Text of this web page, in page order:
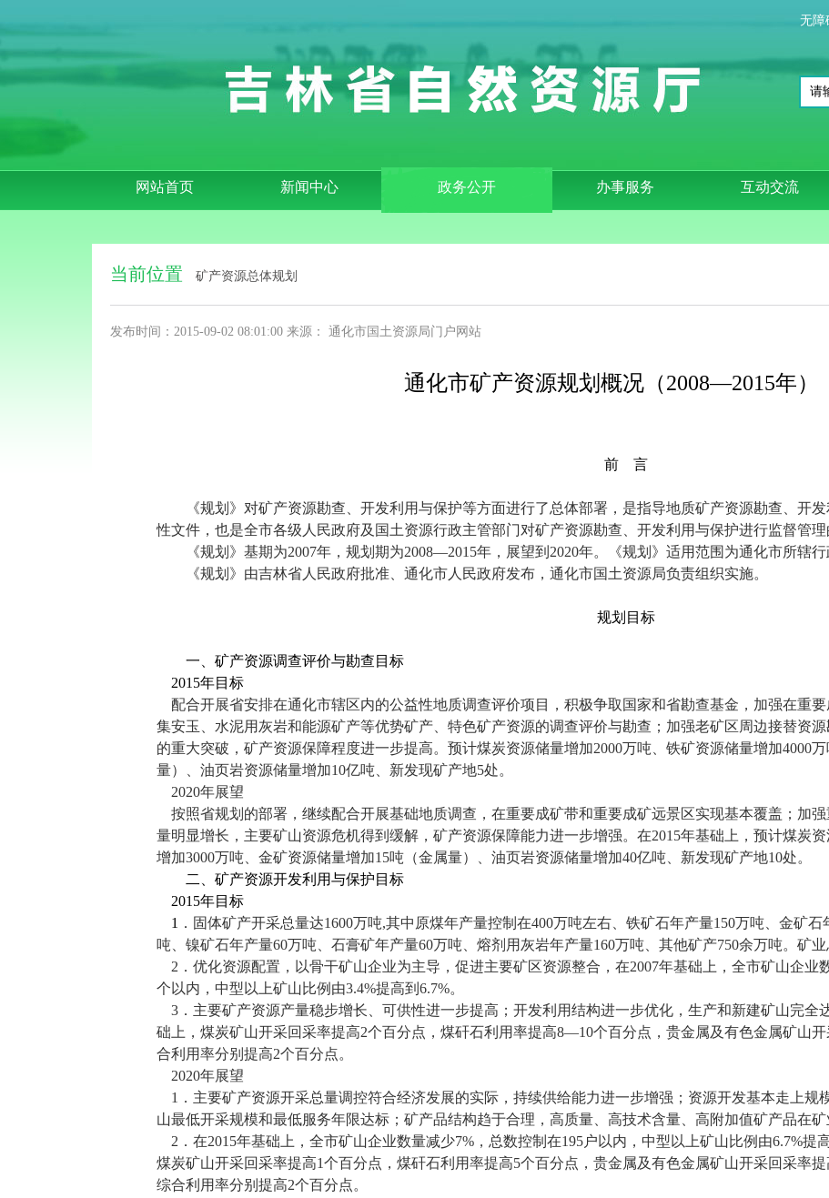
无障
网站首页 新闻中心 政务公开 办事服务 互动交流
当前位置 矿产资源总体规划
发布时间：2015-09-02 08:01:00 来源： 通化市国土资源局门户网站
通化市矿产资源规划概况（2008—2015年）
前 言
《规划》对矿产资源勘查、开发利用与保护等方面进行了总体部署，是指导地质矿产资源勘查、开
性文件，也是全市各级人民政府及国土资源行政主管部门对矿产资源勘查、开发利用与保护进行监督管理
《规划》基期为2007年，规划期为2008—2015年，展望到 2020年。《规划》适用范围为通化市所辖行
《规划》由吉林省人民政府批准、通化市人民政府发布，通化市国土资源局负责组织实施。
规划目标
一、矿产资源调查评价与勘查目标
2015年目标
配合开展省安排在通化市辖区内的公益性地质调查评价项目，积极争取国家和省勘查基金，加强在重
集安玉、水泥用灰岩和能源矿产等优势矿产、特色矿产资源的调查评价与勘查；加强老矿区周边接替资
的重大突破，矿产资源保障程度进一步提高。预计煤炭资源储量增加2000万吨、铁矿资源储量增加4000万
量）、油页岩资源储量增加10亿吨、新发现矿产地5处。
2020年展望
按照省规划的部署，继续配合开展基础地质调查，在重要成矿带和重要成矿远景区实现基本覆盖；加
量明显增长，主要矿山资源危机得到缓解，矿产资源保障能力进一步增强。在2015年基础上，预计煤炭
增加3000万吨、金矿资源储量增加15吨（金属量）、油页岩资源储量增加40亿吨、新发现矿产地10处。
二、矿产资源开发利用与保护目标
2015年目标
1 ．固体矿产开采总量达1600万吨,其中原煤年产量控制在400万吨左右、铁矿石年产量150万吨、金矿石
吨、镍矿石年产量60万吨、石膏矿年产量60万吨、熔剂用灰岩年产量160万吨、其他矿产750余万吨。矿
2 ．优化资源配置，以骨干矿山企业为主导，促进主要矿区资源整合，在2007年基础上，全市矿山企业
个以内，中型以上矿山比例由3.4%提高到 6.7%。
3 ．主要矿产资源产量稳步增长、可供性进一步提高；开发利用结构进一步优化，生产和新建矿山完全
础上，煤炭矿山开采回采率提高2个百分点，煤矸石利用率提高8—10个百分点，贵金属及有色金属矿山
合利用率分别提高2个百分点。
2020年展望
1 ．主要矿产资源开采总量调控符合经济发展的实际，持续供给能力进一步增强；资源开发基本走上
山最低开采规模和最低服务年限达标；矿产品结构趋于合理，高质量、高技术含量、高附加值矿产品在矿
2 ．在2015年基础上，全市矿山企业数量减少7% ，总数控制在195户以内，中型以上矿山比例由6.7%提
煤炭矿山开采回采率提高1个百分点，煤矸石利用率提高5个百分点，贵金属及有色金属矿山开采回采率提
综合利用率分别提高2个百分点。